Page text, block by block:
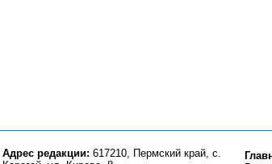
Адрес редакции: 617210, Пермский край, с.